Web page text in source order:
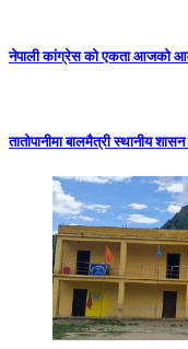
नेपाली कांग्रेस को एकता आजको
तातोपानीमा बालमैत्री स्थानीय